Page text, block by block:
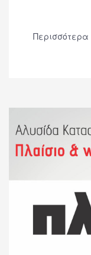
Περισσότερα